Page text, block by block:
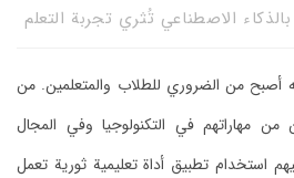
الاصطناعي تُثري تجربة التعلم
من الضروري للطلاب والمتعلمين. من
مهاراتهم في التكنولوجيا وفي المجال
استخدام تطبيق أداة تعليمية ثورية تعمل